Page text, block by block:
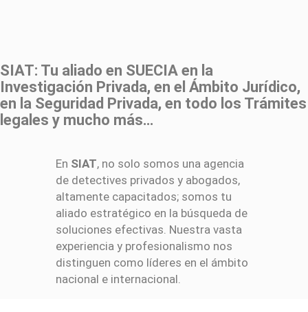
SIAT: Tu aliado en SUECIA en la
Investigación Privada, en el Ámbito Jurídico,
en la Seguridad Privada, en todo los Trámites
legales y mucho más…
En SIAT, no solo somos una agencia
de detectives privados y abogados,
altamente capacitados; somos tu
aliado estratégico en la búsqueda de
soluciones efectivas. Nuestra vasta
experiencia y profesionalismo nos
distinguen como líderes en el ámbito
nacional e internacional.